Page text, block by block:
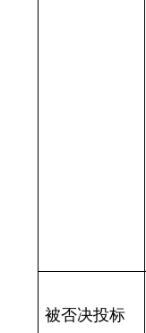
被否决投标